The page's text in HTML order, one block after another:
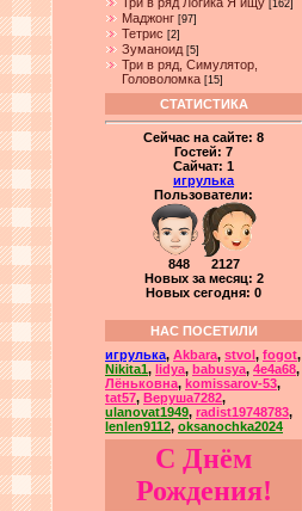
[162]
Маджонг [97]
Тетрис [2]
Зуманоид [5]
Три в ряд, Симулятор,
Головоломка [15]
СТАТИСТИКА
Сейчас на сайте: 8
Гостей: 7
Сайчат: 1
игрулька
Пользователи:
848 2127
Новых за месяц: 2
Новых сегодня: 0
НАС ПОСЕТИЛИ
игрулька, Akbara, stvol , fogot,
Nikita1, lidya, babusya, 4e4a68,
Лёньковна, komissarov-53,
tat57, Веруша7282,
ulanovat1949, radist19748783,
lenlen9112, oksanochka2024
С Днём
Рождения!